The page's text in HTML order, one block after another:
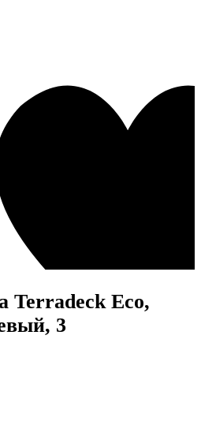
Terradeck Eco,
3